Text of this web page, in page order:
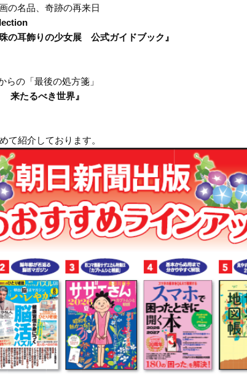
の名品、奇跡の再来日
の耳飾りの少女展 公式ガイドブック』
らの「最後の処方箋」
来たるべき世界』
て紹介しております。